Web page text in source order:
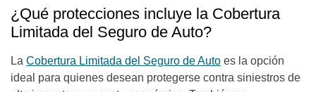
¿Qué protecciones incluye la Cobertura
Limitada del Seguro de Auto?
La Cobertura Limitada del Seguro de Auto es la opción
ideal para quienes desean protegerse contra siniestros de